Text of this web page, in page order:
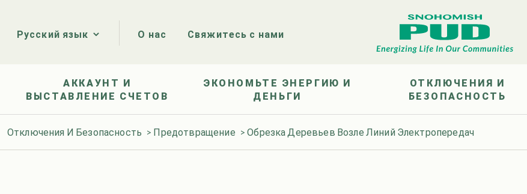
Русский язык О нас Свяжитесь с нами
АККАУНТ И
ВЫСТАВЛЕНИЕ СЧЕТОВ
ЭКОНОМЬТЕ ЭНЕРГИЮ И
ДЕНЬГИ
ОТКЛЮЧЕНИЯ И
БЕЗОПАСНОСТЬ
Отключения И Безопасность > Предотвращение >Обрезка Деревьев Возле Линий Электропередач